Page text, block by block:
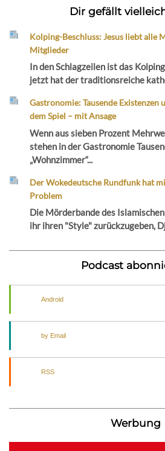
Dir gefällt
Kolping-Beschluss: Jesus liebt alle
Mitglieder
In den Schlagzeilen ist das
jetzt hat der traditionsreiche
Gastronomie: Tausende Existenzen
dem Spiel – mit Ansage
Wenn aus sieben Prozent
stehen in der Gastronomie
„Wohnzimmer“...
Der Wokedeutsche Rundfunk hat
Problem
Die Mörderbande des
ihr ihren "Style" zurückzugeben,
Podcast
Android
by Email
RSS
Werbung